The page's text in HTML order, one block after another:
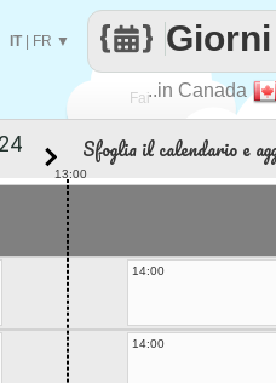
Fai..in Canada
IT| FR ▼
Sfoglia il calendario e
13:00
14:00
14:00